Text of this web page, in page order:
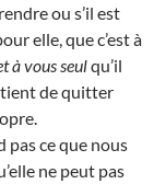
ou s’il est
elle, que c’est à
à vous seulqu’il
de quitter
pas ce que nous
ne peut pas